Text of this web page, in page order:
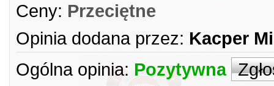
Ceny: Przeciętne
Opinia dodana przez: Kacper
Ogólna opinia: Pozytywna